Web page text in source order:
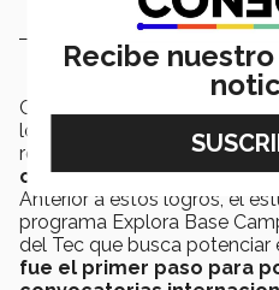
Cristopher añadió que
logró identificar que en China
recompensas
podía
consumo en la siguiente
Anterior a estos logros, el
programa Explora Base
del Tec que busca potenciar
fue el primer paso para
Recibe